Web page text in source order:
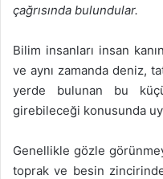
çağrısında bulundular.
Bilim insanları insan
ve aynı zamanda deniz,
yerde bulunan bu
girebileceği konusunda
Genellikle gözle
toprak ve besin